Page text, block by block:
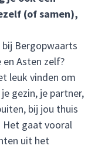
(of samen),
Bergopwaarts
Asten zelf?
leuk vinden om
gezin, je partner,
bij jou thuis
Het gaat vooral
uit het